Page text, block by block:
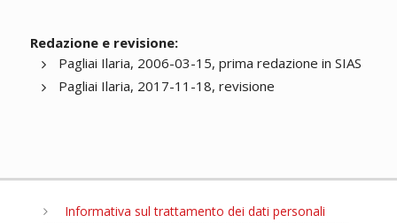
Redazione e revisione:
Pagliai Ilaria, 2006-03-15, prima redazione in SIAS
Pagliai Ilaria, 2017-11-18, revisione
Informativa sul trattamento dei dati personali